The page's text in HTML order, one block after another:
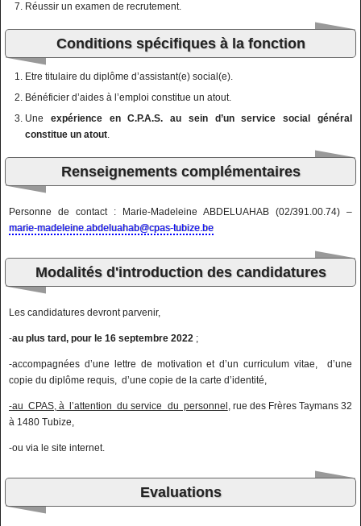
Réussir un examen de recrutement.
Conditions spécifiques à la fonction
Etre titulaire du diplôme d’assistant(e) social(e).
Bénéficier d’aides à l’emploi constitue un atout.
Une expérience en C.P.A.S. au sein d’un service social général
constitue un atout.
Renseignements complémentaires
Personne de contact : Marie-Madeleine ABDELUAHAB (02/391.00.74) –
marie-madeleine.abdeluahab@cpas-tubize.be
Modalités d'introduction des candidatures
Les candidatures devront parvenir,
-au plus tard, pour le 16 septembre 2022 ;
-accompagnées d’une lettre de motivation et d’un curriculum vitae, d’une
copie du diplôme requis, d’une copie de la carte d’identité,
-au CPAS, à l’attention du service du personnel , rue des Frères Taymans 32
à 1480 Tubize,
-ou via le site internet.
Evaluations